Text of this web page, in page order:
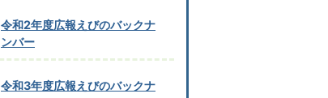
令和2年度広報えびのバックナ
ンバー
令和3年度広報えびのバックナ